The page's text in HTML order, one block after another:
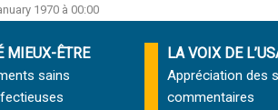
1970 à 00:00
MIEUX-ÊTRE
sains
LA VOIX DE
Appréciation des
commentaires